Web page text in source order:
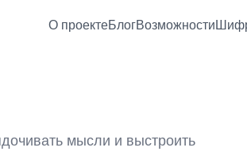
О проектеБлогВозможности
мысли и выстроить